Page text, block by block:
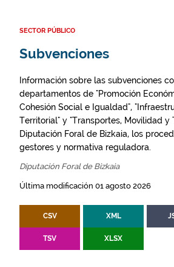
SECTOR PÚBLICO
Subvenciones
Información sobre las subvenciones
departamentos de "Promoción
Cohesión Social e Igualdad",
Territorial" y "Transportes, Movilidad y
Diputación Foral de Bizkaia, los
gestores y normativa reguladora.
Diputación Foral de Bizkaia
Última modificación 01 agosto 2026
CSV XML
TSV XLSX